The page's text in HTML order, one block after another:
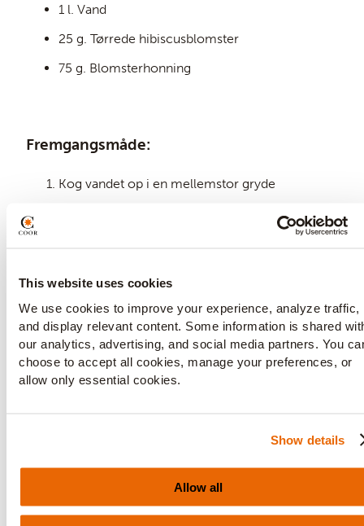
This website uses cookies
We use cookies to improve your experience, analyze traffic,
and display relevant content. Some information is shared
our analytics, advertising, and social media partners. You
choose to accept all cookies, manage your preferences, or
allow only essential cookies.
Show details
Allow all
1 l. Vand
25 g. Tørrede hibiscusblomster
75 g. Blomsterhonning
Fremgangsmåde:
Kog vandet op i en mellemstor gryde
Sigtes derefter gennem en fin sigte og kassér
hibiscusblomsterne
Rør honning i den varme te og stil den på køl i
min. 1 time
Server i et højt glas med isterninger og evt. en